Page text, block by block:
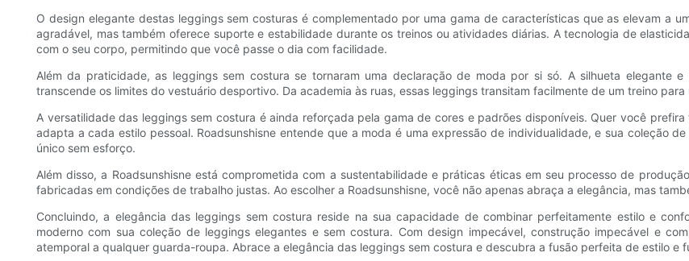
O design elegante destas leggings sem costuras é complementado por uma gama de características que as elevam a
agradável, mas também oferece suporte e estabilidade durante os treinos ou atividades diárias. A tecnologia de
com o seu corpo, permitindo que você passe o dia com facilidade.
Além da praticidade, as leggings sem costura se tornaram uma declaração de moda por si só. A silhueta elegante
transcende os limites do vestuário desportivo. Da academia às ruas, essas leggings transitam facilmente de um treino para
A versatilidade das leggings sem costura é ainda reforçada pela gama de cores e padrões disponíveis. Quer você
adapta a cada estilo pessoal. Roadsunshisne entende que a moda é uma expressão de individualidade, e sua coleção
único sem esforço.
Além disso, a Roadsunshisne está comprometida com a sustentabilidade e práticas éticas em seu processo de
fabricadas em condições de trabalho justas. Ao escolher a Roadsunshisne, você não apenas abraça a elegância, mas
Concluindo, a elegância das leggings sem costura reside na sua capacidade de combinar perfeitamente estilo e
moderno com sua coleção de leggings elegantes e sem costura. Com design impecável, construção impecável e
atemporal a qualquer guarda-roupa. Abrace a elegância das leggings sem costura e descubra a fusão perfeita de estilo e